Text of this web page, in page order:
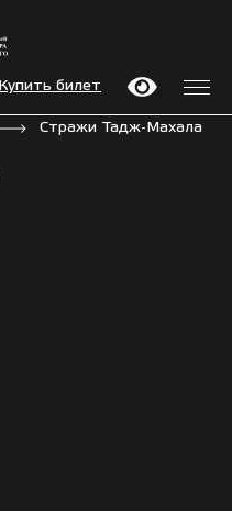
Купить билет
Стражи Тадж-Махала